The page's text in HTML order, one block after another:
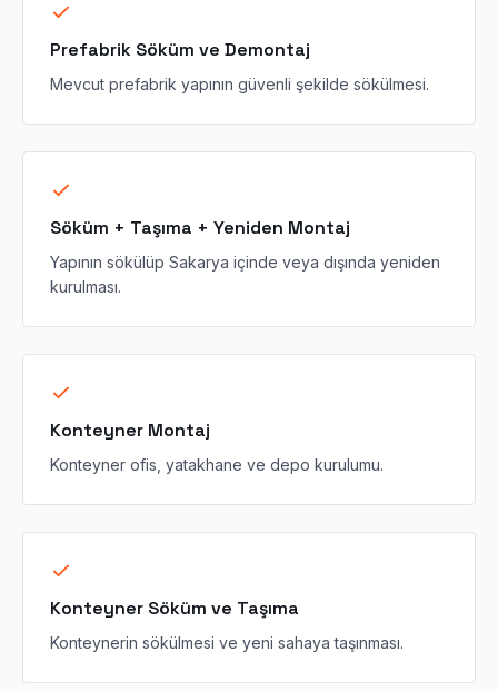
Prefabrik Söküm ve Demontaj
Mevcut prefabrik yapının güvenli şekilde sökülmesi.
Söküm + Taşıma + Yeniden Montaj
Yapının sökülüp Sakarya içinde veya dışında yeniden
kurulması.
Konteyner Montaj
Konteyner ofis, yatakhane ve depo kurulumu.
Konteyner Söküm ve Taşıma
Konteynerin sökülmesi ve yeni sahaya taşınması.